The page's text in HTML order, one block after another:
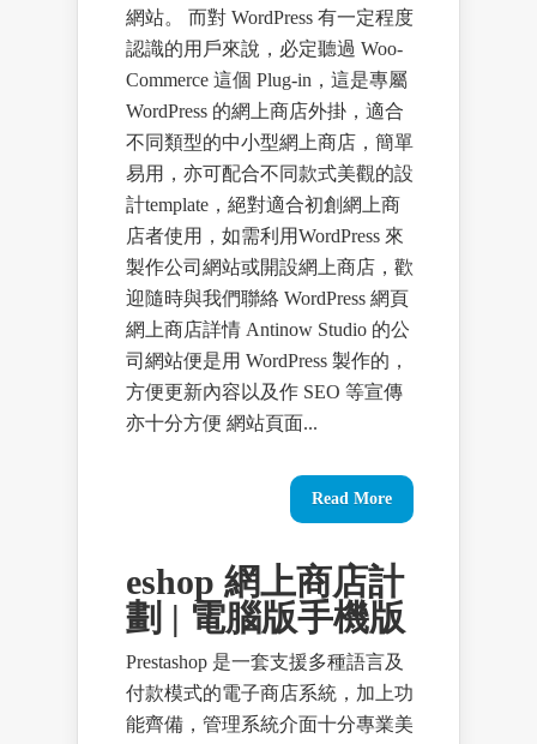
網站。 而對 WordPress 有一定程度
認識的用戶來說，必定聽過 Woo-
Commerce 這個 Plug-in，這是專屬
WordPress 的網上商店外掛，適合
不同類型的中小型網上商店，簡單
易用，亦可配合不同款式美觀的設
計template，絕對適合初創網上商
店者使用，如需利用WordPress 來
製作公司網站或開設網上商店，歡
迎隨時與我們聯絡 WordPress 網頁
網上商店詳情 Antinow Studio 的公
司網站便是用 WordPress 製作的，
方便更新內容以及作 SEO 等宣傳
亦十分方便 網站頁面...
Read More
eshop 網上商店計
劃 | 電腦版手機版
Prestashop 是一套支援多種語言及
付款模式的電子商店系統，加上功
能齊備，管理系統介面十分專業美